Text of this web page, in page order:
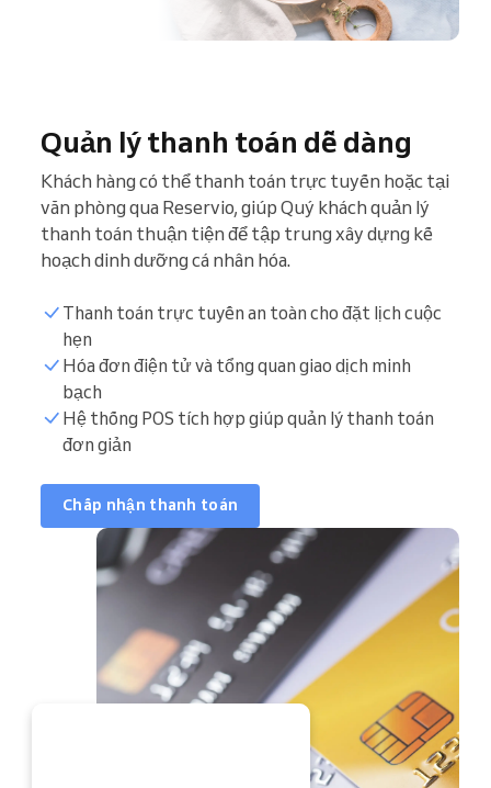
Quản lý thanh toán dễ dàng
Khách hàng có thể thanh toán trực tuyến hoặc tại
văn phòng qua Reservio, giúp Quý khách quản lý
thanh toán thuận tiện để tập trung xây dựng kế
hoạch dinh dưỡng cá nhân hóa.
Thanh toán trực tuyến an toàn cho đặt lịch cuộc
hẹn
Hóa đơn điện tử và tổng quan giao dịch minh
bạch
Hệ thống POS tích hợp giúp quản lý thanh toán
đơn giản
Chấp nhận thanh toán